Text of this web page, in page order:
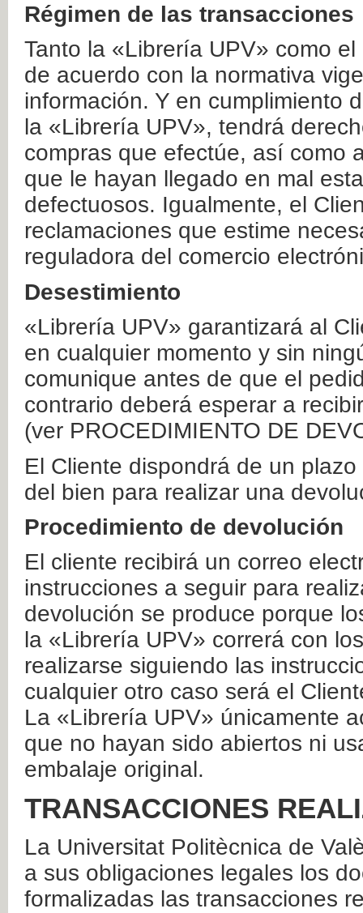
Régimen de las transacciones
Tanto la «Librería UPV» como
de acuerdo con la normativa
información. Y en cumplimiento
la «Librería UPV», tendrá
compras que efectúe, así como
que le hayan llegado en mal
defectuosos. Igualmente, el
reclamaciones que estime
reguladora del comercio
Desestimiento
«Librería UPV» garantizará al
en cualquier momento y sin
comunique antes de que el
contrario deberá esperar a
(ver PROCEDIMIENTO DE
El Cliente dispondrá de un
del bien para realizar una
Procedimiento de devolución
El cliente recibirá un correo
instrucciones a seguir para
devolución se produce porque
la «Librería UPV» correrá con
realizarse siguiendo las
cualquier otro caso será el
La «Librería UPV» únicamente
que no hayan sido abiertos ni
embalaje original.
TRANSACCIONES
La Universitat Politècnica de
a sus obligaciones legales los
formalizadas las transacciones